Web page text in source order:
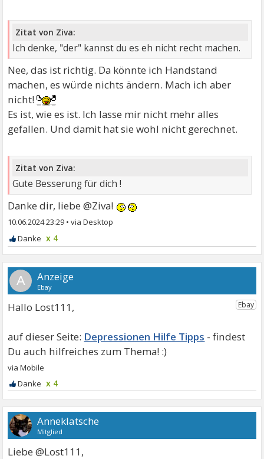
Zitat von Ziva:
Ich denke, "der" kannst du es eh nicht recht machen.
Nee, das ist richtig. Da könnte ich Handstand
machen, es würde nichts ändern. Mach ich aber
nicht!
Es ist, wie es ist. Ich lasse mir nicht mehr alles
gefallen. Und damit hat sie wohl nicht gerechnet.
Zitat von Ziva:
Gute Besserung für dich !
Danke dir, liebe @Ziva!
10.06.2024 23:29 •
x 4
A
Hallo Lost111,
Depressionen Hilfe Tipps
x 4
Anneklatsche
Mitglied
Liebe @Lost111,